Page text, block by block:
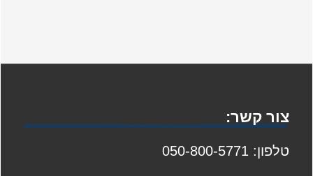
צור קשר:
טלפון: 050-800-5771